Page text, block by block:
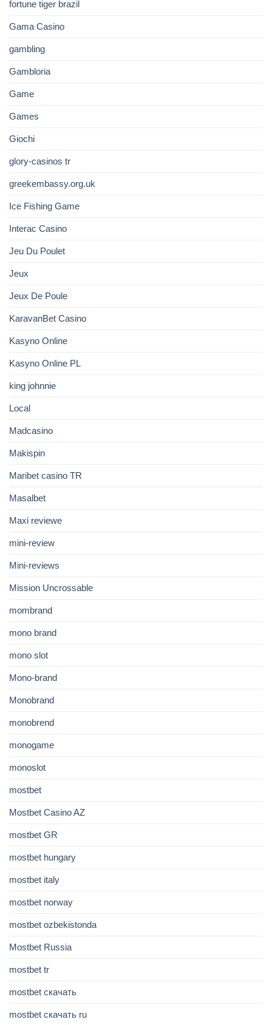
fortune tiger brazil
Gama Casino
gambling
Gambloria
Game
Games
Giochi
glory-casinos tr
greekembassy.org.uk
Ice Fishing Game
Interac Casino
Jeu Du Poulet
Jeux
Jeux De Poule
KaravanBet Casino
Kasyno Online
Kasyno Online PL
king johnnie
Local
Madcasino
Makispin
Maribet casino TR
Masalbet
Maxi reviewe
mini-review
Mini-reviews
Mission Uncrossable
mombrand
mono brand
mono slot
Mono-brand
Monobrand
monobrend
monogame
monoslot
mostbet
Mostbet Casino AZ
mostbet GR
mostbet hungary
mostbet italy
mostbet norway
mostbet ozbekistonda
Mostbet Russia
mostbet tr
mostbet скачать
mostbet скачать ru